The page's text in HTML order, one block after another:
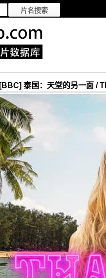
[BBC] 泰国：天堂的另一面 /